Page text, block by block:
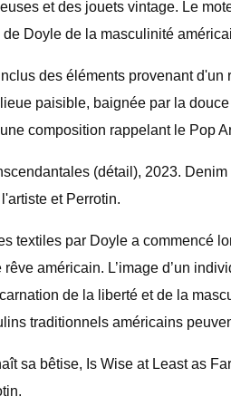
et des jouets vintage. Le
Doyle de la masculinité
inclus des éléments provenant
paisible, baignée par la
composition rappelant le Pop
(détail), 2023.
et Perrotin.
textiles par Doyle a commencé
rêve américain. L’image d’un
de la liberté et de la
traditionnels américains
sa bêtise, Is Wise at Least as